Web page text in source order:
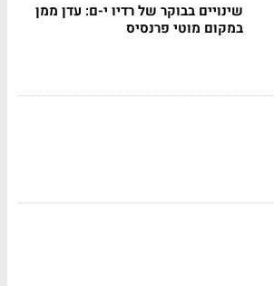
שינויים בבוקר של רדיו י-ם: עדן ממן
במקום מוטי פרנסיס